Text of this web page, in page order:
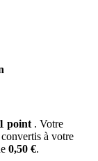
1 point . Votre
à votre
0,50 €.